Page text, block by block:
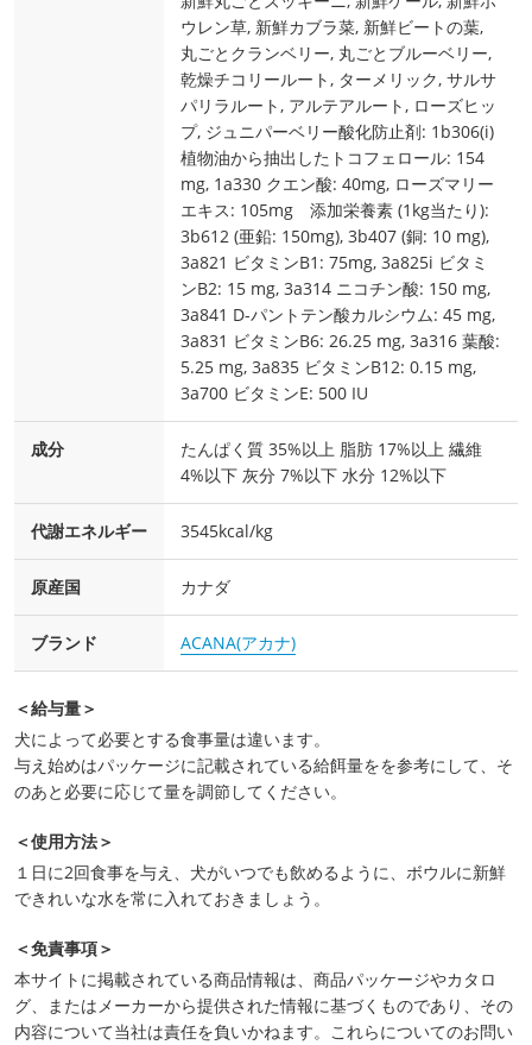
ウレン草, 新鮮カブラ菜, 新鮮ビートの葉,
丸ごとクランベリー, 丸ごとブルーベリー,
乾燥チコリールート, ターメリック, サルサ
パリラルート, アルテアルート, ローズヒッ
プ, ジュニパーベリー酸化防止剤: 1b306(i)
植物油から抽出したトコフェロール: 154
mg, 1a330 クエン酸: 40mg, ローズマリー
エキス: 105mg 添加栄養素 (1kg当たり):
3b612 (亜鉛: 150mg), 3b407 (銅: 10 mg),
3a821 ビタミンB1: 75mg, 3a825i ビタミ
ンB2: 15 mg, 3a314 ニコチン酸: 150 mg,
3a841 D-パントテン酸カルシウム: 45 mg,
3a831 ビタミンB6: 26.25 mg, 3a316 葉酸:
5.25 mg, 3a835 ビタミンB12: 0.15 mg,
3a700 ビタミンE: 500 IU
成分
たんぱく質 35%以上 脂肪 17%以上 繊維
4%以下 灰分 7%以下 水分 12%以下
代謝エネルギー 3545kcal/kg
原産国 カナダ
ブランド ACANA(アカナ)
＜給与量＞
犬によって必要とする食事量は違います。
与え始めはパッケージに記載されている給餌量をを参考にして、そ
のあと必要に応じて量を調節してください。
＜使用方法＞
１日に2回食事を与え、犬がいつでも飲めるように、ボウルに新鮮
できれいな水を常に入れておきましょう。
＜免責事項＞
本サイトに掲載されている商品情報は、商品パッケージやカタロ
グ、またはメーカーから提供された情報に基づくものであり、その
内容について当社は責任を負いかねます。これらについてのお問い